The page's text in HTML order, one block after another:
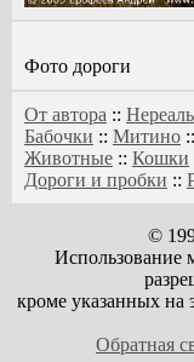
Фото дороги
От автора ::
Бабочки :: Митино ::
Животные :: Кошки
Дороги и пробки ::
©
Использование
кроме указанных на
Обратная